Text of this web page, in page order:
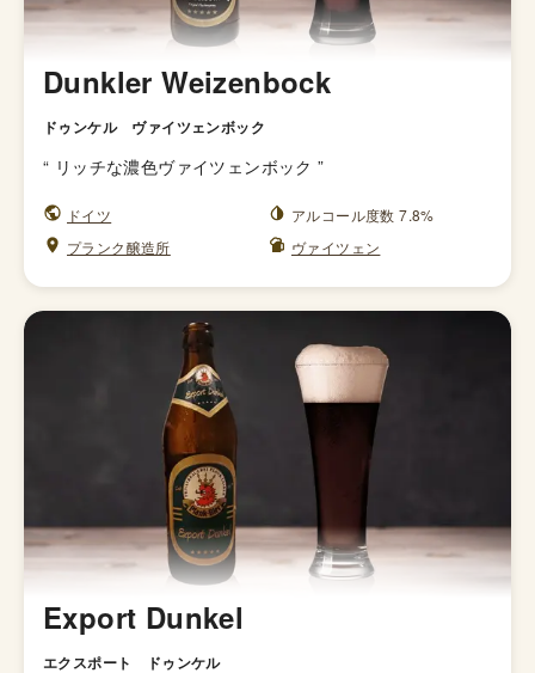
Dunkler Weizenbock
ドゥンケル ヴァイツェンボック
“ リッチな濃色ヴァイツェンボック ”
ドイツ
アルコール度数 7.8%
プランク醸造所
ヴァイツェン
Export Dunkel
エクスポート ドゥンケル